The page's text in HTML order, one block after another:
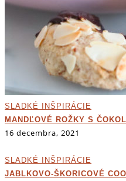
SLADKÉ INŠPIRÁCIE
MANDĽOVÉ ROŽKY S
16 decembra, 2021
SLADKÉ INŠPIRÁCIE
JABLKOVO-ŠKORICOVÉ